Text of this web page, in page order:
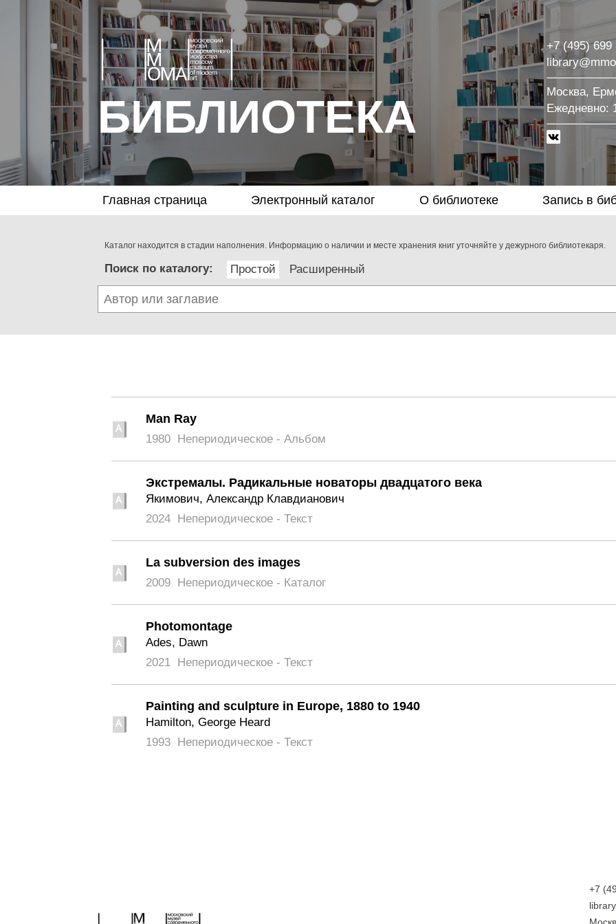
БИБЛИОТЕКА
+7 (495) 699
Москва,
Eжедневно:
Главная страница Электронный каталог О библиотеке Запись в
Каталог находится в стадии наполнения. Информацию о наличии и месте хранения книг уточняйте у дежурного библиотекаря.
Поиск по каталогу: Простой Расширенный
Man Ray
1980 Непериодическое - Альбом
Экстремалы. Радикальные новаторы двадцатого века
Якимович, Александр Клавдианович
2024 Непериодическое - Текст
La subversion des images
2009 Непериодическое - Каталог
Photomontage
Ades, Dawn
2021 Непериодическое - Текст
Painting and sculpture in Europe, 1880 to 1940
Hamilton, George Heard
1993 Непериодическое - Текст
+7